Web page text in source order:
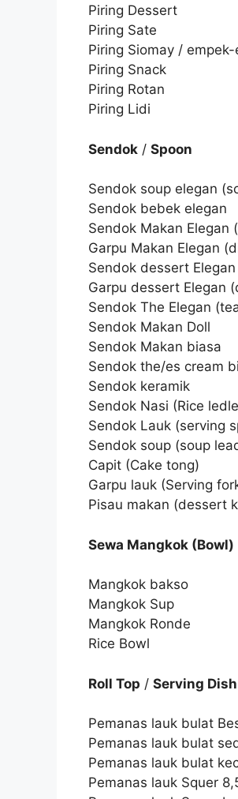
Piring Dessert
Piring Sate
Piring Siomay /
Piring Snack
Piring Rotan
Piring Lidi
Sendok / Spoon
Sendok soup elegan
Sendok bebek elegan
Sendok Makan Elegan
Garpu Makan Elegan
Sendok dessert
Garpu dessert Elegan
Sendok The Elegan
Sendok Makan Doll
Sendok Makan biasa
Sendok the/es cream
Sendok keramik
Sendok Nasi (Rice
Sendok Lauk (serving
Sendok soup (soup
Capit (Cake tong)
Garpu lauk (Serving
Pisau makan (dessert
Sewa Mangkok (Bowl)
Mangkok bakso
Mangkok Sup
Mangkok Ronde
Rice Bowl
Roll Top / Serving Dish
Pemanas lauk bulat
Pemanas lauk bulat
Pemanas lauk bulat
Pemanas lauk Squer